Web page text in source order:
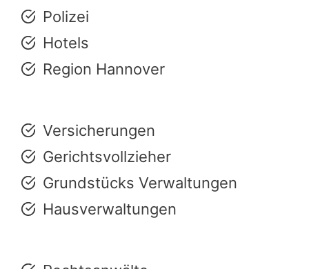
Polizei
Hotels
Region Hannover
Versicherungen
Gerichtsvollzieher
Grundstücks Verwaltungen
Hausverwaltungen